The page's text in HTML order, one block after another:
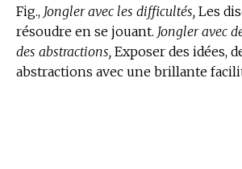
Fig., Jongler avec les difficultés, Les
résoudre en se jouant. Jongler avec
des abstractions, Exposer des idées,
abstractions avec une brillante